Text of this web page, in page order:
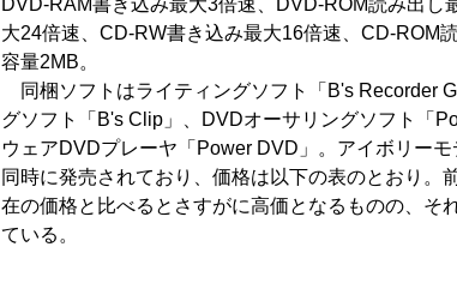
大24倍速、CD-RW書き込み最大16倍速、CD-ROM
容量2MB。
同梱ソフトはライティングソフト「B's Recorder
グソフト「B's Clip」、DVDオーサリングソフト「
ウェアDVDプレーヤ「Power DVD」。アイボリー
同時に発売されており、価格は以下の表のとおり。
在の価格と比べるとさすがに高価となるものの、そ
ている。